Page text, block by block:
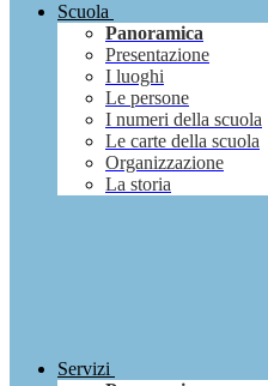
Scuola
Panoramica
Presentazione
I luoghi
Le persone
I numeri della scuola
Le carte della scuola
Organizzazione
La storia
Servizi